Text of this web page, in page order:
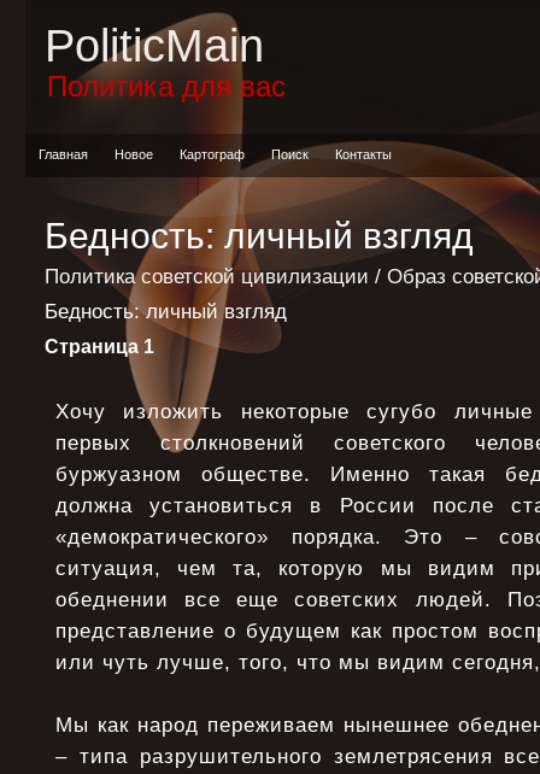
PoliticMain
Политика для вас
Главная Новое Картограф Поиск Контакты
Бедность: личный взгляд
Политика советской цивилизации / Образ
Бедность: личный взгляд
Страница 1
Хочу изложить некоторые сугубо
первых столкновений советского
буржуазном обществе. Именно такая
должна установиться в России после
«демократического» порядка. Это –
ситуация, чем та, которую мы видим
обеднении все еще советских людей.
представление о будущем как простом
или чуть лучше, того, что мы видим
Мы как народ переживаем нынешнее
– типа разрушительного землетрясения